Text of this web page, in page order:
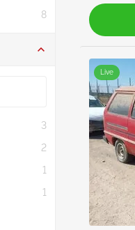
8
3
2
1
1
Live